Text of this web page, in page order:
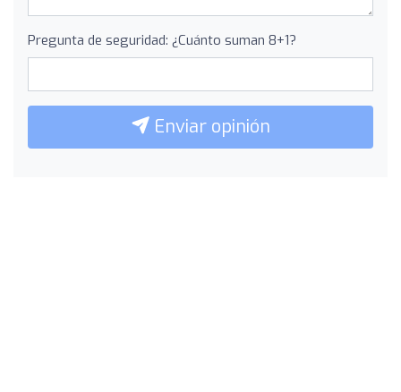
Pregunta de seguridad: ¿Cuánto suman 8+1?
Enviar opinión